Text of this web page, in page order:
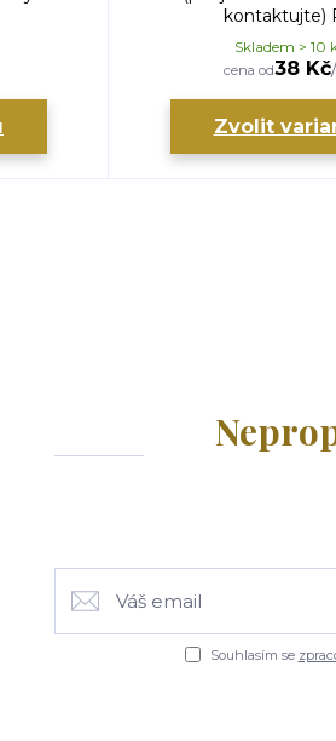
kontaktujte)
cena od38 Kč/
Skladem > 10
Zvolit
Souhlasím se